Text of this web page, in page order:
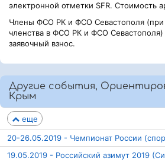
электронной отметки SFR. Стоимость
Члены ФСО РК и ФСО Севастополя (при
членства в ФСО РК и ФСО Севастополя)
заявочный взнос.
Другие события,
Крым
еще
20-26.05.2019 - Чемпионат России
19.05.2019 - Российский азимут 2019